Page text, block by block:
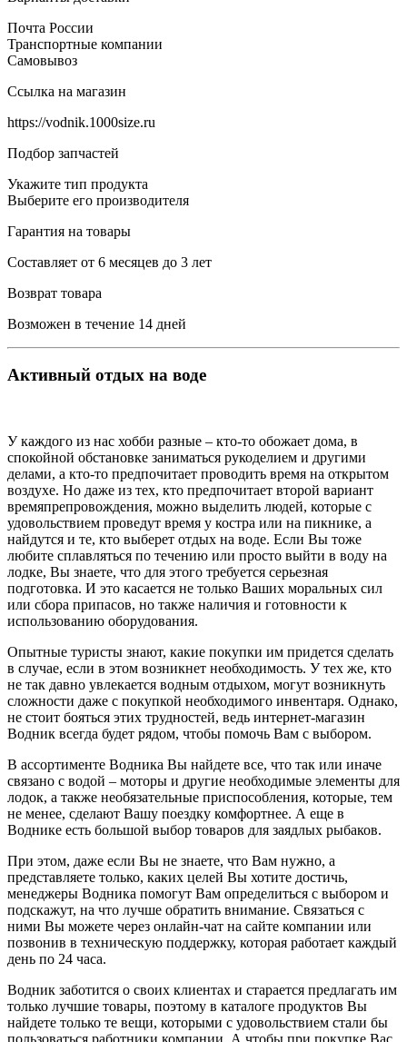
Почта России
Транспортные компании
Самовывоз
Ссылка на магазин
https://vodnik.1000size.ru
Подбор запчастей
Укажите тип продукта
Выберите его производителя
Гарантия на товары
Составляет от 6 месяцев до 3 лет
Возврат товара
Возможен в течение 14 дней
Активный отдых на воде
У каждого из нас хобби разные – кто-то обожает дома, в
спокойной обстановке заниматься рукоделием и другими
делами, а кто-то предпочитает проводить время на открытом
воздухе. Но даже из тех, кто предпочитает второй вариант
времяпрепровождения, можно выделить людей, которые с
удовольствием проведут время у костра или на пикнике, а
найдутся и те, кто выберет отдых на воде. Если Вы тоже
любите сплавляться по течению или просто выйти в воду на
лодке, Вы знаете, что для этого требуется серьезная
подготовка. И это касается не только Ваших моральных сил
или сбора припасов, но также наличия и готовности к
использованию оборудования.
Опытные туристы знают, какие покупки им придется сделать
в случае, если в этом возникнет необходимость. У тех же, кто
не так давно увлекается водным отдыхом, могут возникнуть
сложности даже с покупкой необходимого инвентаря. Однако,
не стоит бояться этих трудностей, ведь интернет-магазин
Водник всегда будет рядом, чтобы помочь Вам с выбором.
В ассортименте Водника Вы найдете все, что так или иначе
связано с водой – моторы и другие необходимые элементы для
лодок, а также необязательные приспособления, которые, тем
не менее, сделают Вашу поездку комфортнее. А еще в
Воднике есть большой выбор товаров для заядлых рыбаков.
При этом, даже если Вы не знаете, что Вам нужно, а
представляете только, каких целей Вы хотите достичь,
менеджеры Водника помогут Вам определиться с выбором и
подскажут, на что лучше обратить внимание. Связаться с
ними Вы можете через онлайн-чат на сайте компании или
позвонив в техническую поддержку, которая работает каждый
день по 24 часа.
Водник заботится о своих клиентах и старается предлагать им
только лучшие товары, поэтому в каталоге продуктов Вы
найдете только те вещи, которыми с удовольствием стали бы